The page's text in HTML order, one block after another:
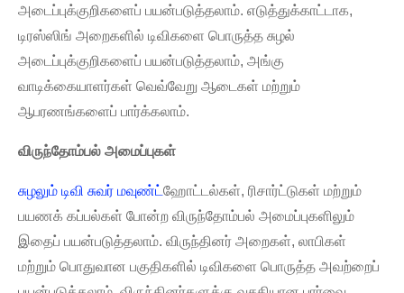
அடைப்புக்குறிகளைப் பயன்படுத்தலாம். எடுத்துக்காட்டாக,
டிரஸ்ஸிங் அறைகளில் டிவிகளை பொருத்த சுழல்
அடைப்புக்குறிகளைப் பயன்படுத்தலாம், அங்கு
வாடிக்கையாளர்கள் வெவ்வேறு ஆடைகள் மற்றும்
ஆபரணங்களைப் பார்க்கலாம்.
விருந்தோம்பல் அமைப்புகள்
சுழலும் டிவி சுவர் மவுண்ட் ஹோட்டல்கள், ரிசார்ட்டுகள் மற்றும்
பயணக் கப்பல்கள் போன்ற விருந்தோம்பல் அமைப்புகளிலும்
இதைப் பயன்படுத்தலாம். விருந்தினர் அறைகள், லாபிகள்
மற்றும் பொதுவான பகுதிகளில் டிவிகளை பொருத்த அவற்றைப்